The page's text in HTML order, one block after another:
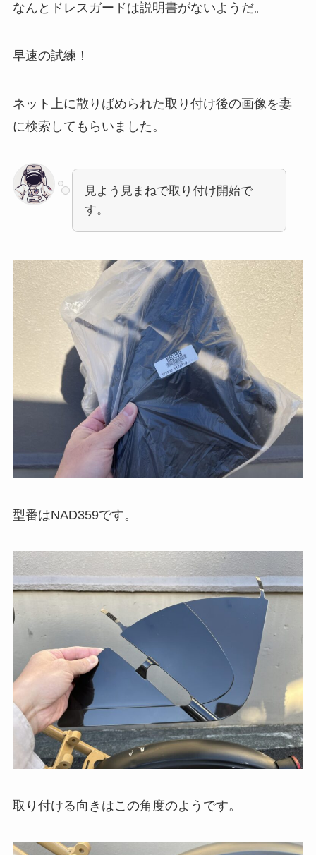
なんとドレスガードは説明書がないようだ。
早速の試練！
ネット上に散りばめられた取り付け後の画像を妻
に検索してもらいました。
見よう見まねで取り付け開始で
す。
型番はNAD359です。
取り付ける向きはこの角度のようです。